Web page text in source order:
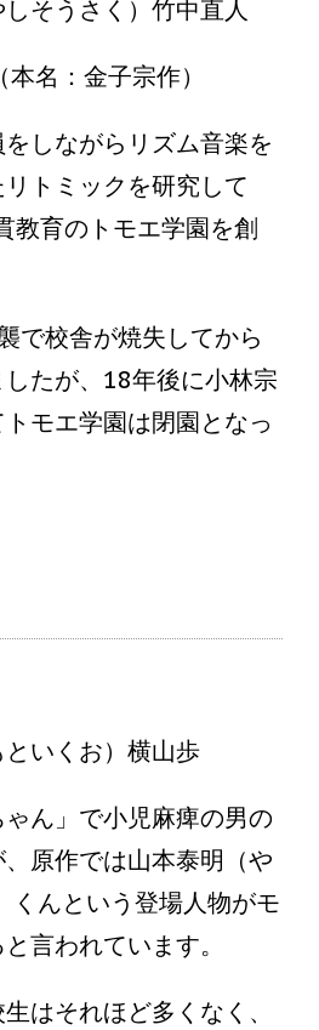
そうさく）竹中直人
名：金子宗作）
しながらリズム音楽を
トミックを研究して
教育のトモエ学園を創
で校舎が焼失してから
たが、18年後に小林宗
モエ学園は閉園となっ
いくお）横山歩
ゃん」で小児麻痺の男の
原作では山本泰明（や
くんという登場人物がモ
言われています。
はそれほど多くなく、